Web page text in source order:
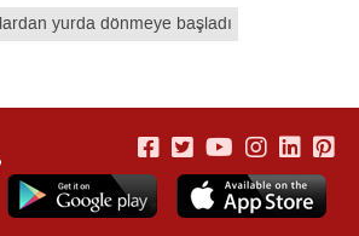
yurda dönmeye başladı